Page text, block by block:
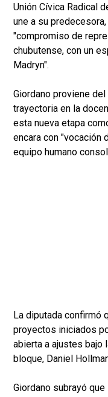
Unión Cívica Radical
une a su
"compromiso de
chubutense, con un
Madryn".
Giordano proviene
trayectoria en la
esta nueva etapa
encara con "vocación
equipo humano
La diputada confirmó
proyectos iniciados
abierta a ajustes bajo
bloque, Daniel
Giordano subrayó